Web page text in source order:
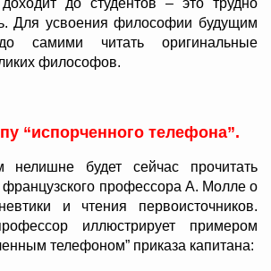
доходит до студентов – это трудно
Для усвоения философии будущим
самими читать оригинальные
философов.
“испорченного телефона”.
будет сейчас прочитать
профессора А. Молле о
и чтения первоисточников.
иллюстрирует примером
телефоном” приказа капитана: